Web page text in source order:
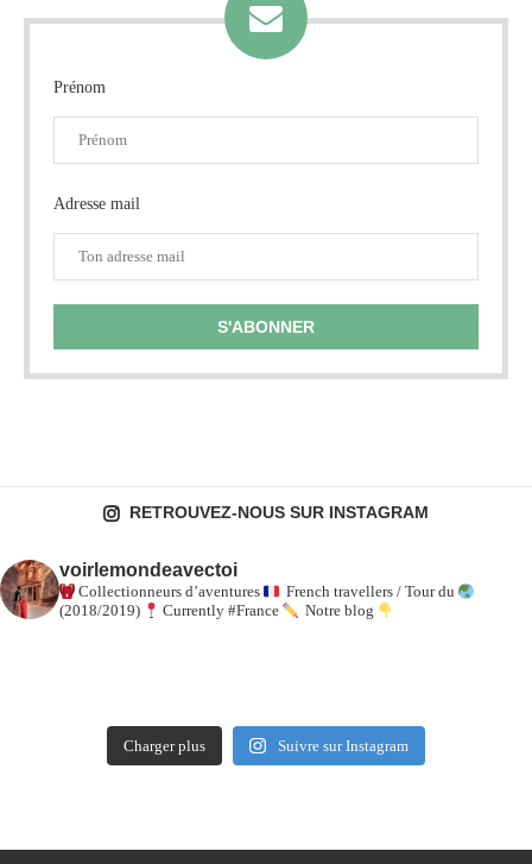
Prénom
Adresse mail
RETROUVEZ-NOUS SUR INSTAGRAM
voirlemondeavectoi
Collectionneurs d’aventures
French travellers / Tour du
(2018/2019)
Currently #France Notre blog
Charger plus Suivre sur Instagram